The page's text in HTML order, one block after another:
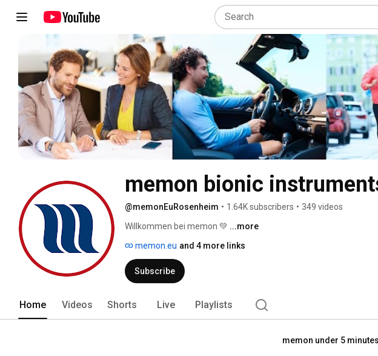
memon bionic
@memonEuRosenheim • 1.64K subscribers • 349 videos
Willkommen bei memon 💚 ...more
memon.eu and 4 more links
Subscribe
Home Videos Shorts Live Playlists
memon under 5